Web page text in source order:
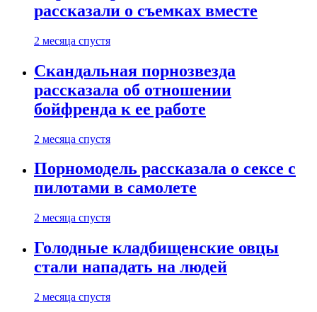
рассказали о съемках вместе
2 месяца спустя
Скандальная порнозвезда
рассказала об отношении
бойфренда к ее работе
2 месяца спустя
Порномодель рассказала о сексе с
пилотами в самолете
2 месяца спустя
Голодные кладбищенские овцы
стали нападать на людей
2 месяца спустя